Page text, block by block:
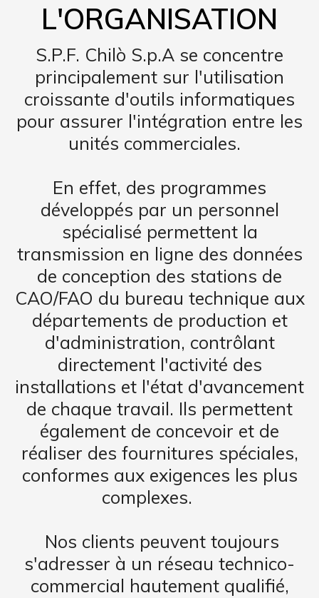
L'ORGANISATION
S.P.F. Chilò S.p.A se concentre
principalement sur l'utilisation
croissante d'outils informatiques
pour assurer l'intégration entre les
unités commerciales.
En effet, des programmes
développés par un personnel
spécialisé permettent la
transmission en ligne des données
de conception des stations de
CAO/FAO du bureau technique aux
départements de production et
d'administration, contrôlant
directement l'activité des
installations et l'état d'avancement
de chaque travail. Ils permettent
également de concevoir et de
réaliser des fournitures spéciales,
conformes aux exigences les plus
complexes.
Nos clients peuvent toujours
s'adresser à un réseau technico-
commercial hautement qualifié,